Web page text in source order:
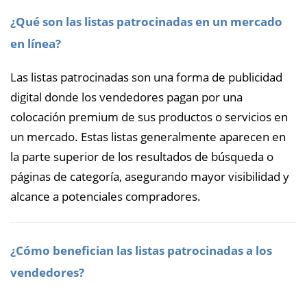
¿Qué son las listas patrocinadas en un mercado
en línea?
Las listas patrocinadas son una forma de publicidad
digital donde los vendedores pagan por una
colocación premium de sus productos o servicios en
un mercado. Estas listas generalmente aparecen en
la parte superior de los resultados de búsqueda o
páginas de categoría, asegurando mayor visibilidad y
alcance a potenciales compradores.
¿Cómo benefician las listas patrocinadas a los
vendedores?